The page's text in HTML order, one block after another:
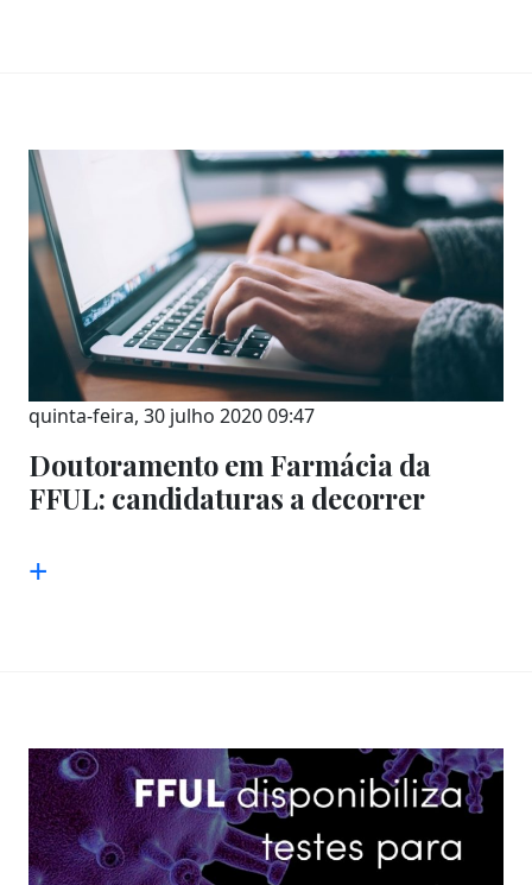
quinta-feira, 30 julho 2020 09:47
Doutoramento em Farmácia da
FFUL: candidaturas a decorrer
+